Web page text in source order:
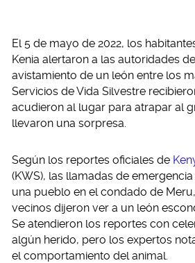
El 5 de mayo de 2022, los
Kenia alertaron a las autoridades
avistamiento de un león entre los
Servicios de Vida Silvestre
acudieron al lugar para atrapar al
llevaron una sorpresa.
Según los reportes oficiales de
(KWS), las llamadas de
una pueblo en el condado de
vecinos dijeron ver a un león
Se atendieron los reportes con
algún herido, pero los expertos
el comportamiento del animal.